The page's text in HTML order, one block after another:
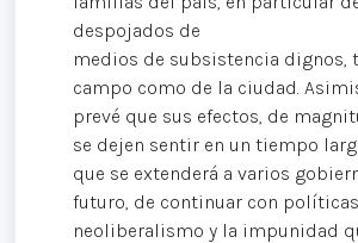
despojados de
medios de subsistencia dignos,
campo como de la ciudad.
prevé que sus efectos, de
se dejen sentir en un tiempo
que se extenderá a varios
futuro, de continuar con
neoliberalismo y la impunidad